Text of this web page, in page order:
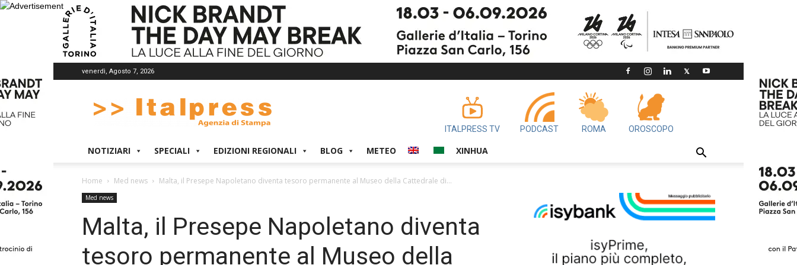
venerdì, Agosto 7, 2026
ITALPRESS TV PODCAST ROMA OROSCOPO
NOTIZIARI SPECIALI EDIZIONI REGIONALI BLOG METEO XINHUA
Home Med news Malta, il Presepe Napoletano diventa tesoro permanente al Museo della Cattedrale di...
Med news
Malta, il Presepe Napoletano diventa
tesoro permanente al Museo della